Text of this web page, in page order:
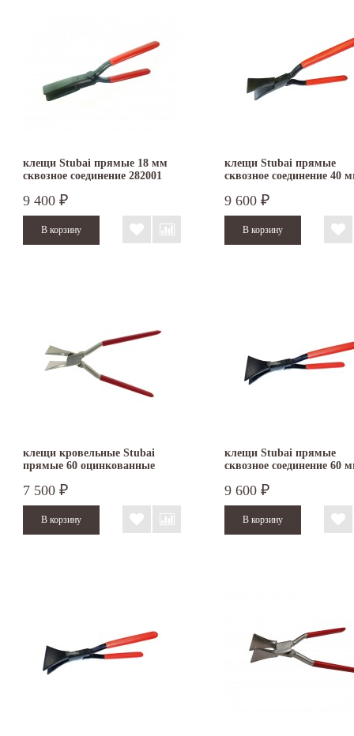
клещи Stubai прямые 18 мм
сквозное соединение 282001
9 400 ₽
клещи Stubai прямые
сквозное соединение 40
9 600 ₽
клещи кровельные Stubai
прямые 60 оцинкованные
7 500 ₽
клещи Stubai прямые
сквозное соединение 60
9 600 ₽